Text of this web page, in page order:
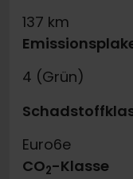
137 km
4 (Grün)
Euro6e
CO2-Klasse